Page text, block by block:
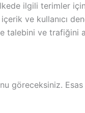
ilgili terimler için
ve kullanıcı
talebini ve trafiğini
göreceksiniz.